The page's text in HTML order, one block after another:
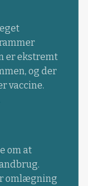
er ekstremt
og der
vaccine.
om at
omlægning